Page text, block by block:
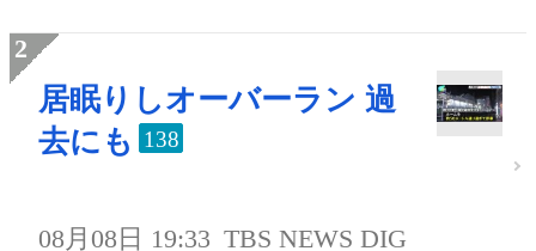
居眠りしオーバーラン 過
去にも
138
08月08日 19:33 TBS NEWS DIG